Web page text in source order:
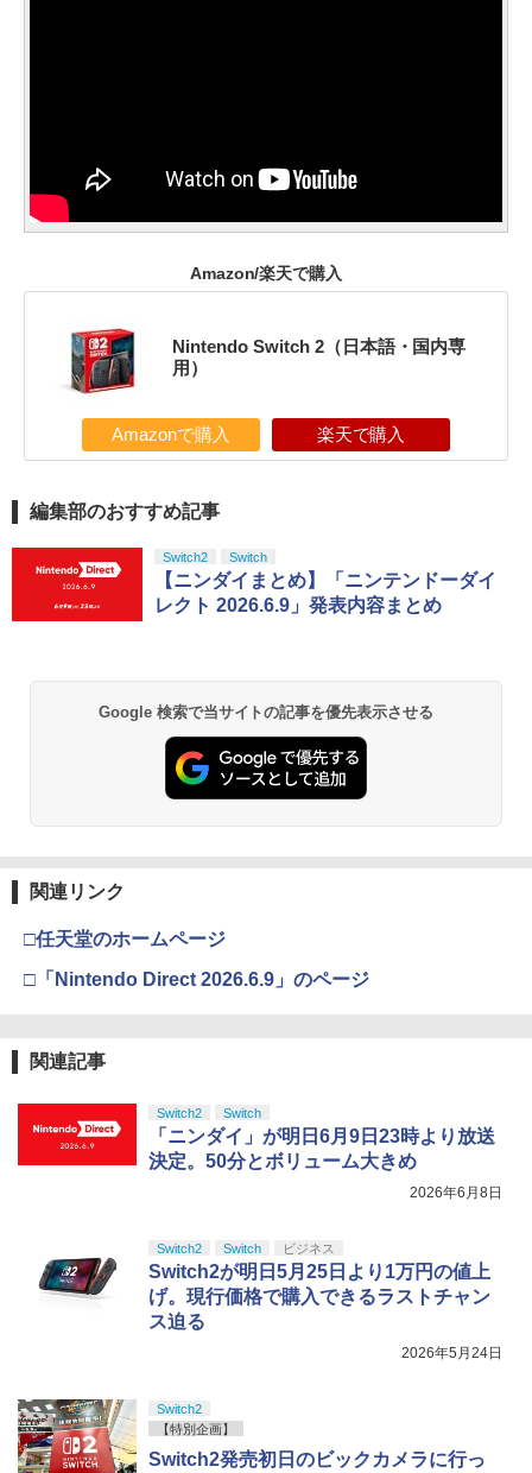
Amazon/楽天で購入
Nintendo Switch 2（日本語・国内専
用）
Amazonで購入 楽天で購入
編集部のおすすめ記事
Switch2 Switch
【ニンダイまとめ】「ニンテンドーダイ
レクト 2026.6.9」発表内容まとめ
Google 検索で当サイトの記事を優先表示させる
関連リンク
□任天堂のホームページ
□「Nintendo Direct 2026.6.9」のページ
関連記事
Switch2 Switch
「ニンダイ」が明日6月9日23時より放送
決定。50分とボリューム大きめ
2026年6月8日
Switch2 Switch ビジネス
Switch2が明日5月25日より1万円の値上
げ。現行価格で購入できるラストチャン
ス迫る
2026年5月24日
Switch2
【特別企画】
Switch2発売初日のビックカメラに行っ